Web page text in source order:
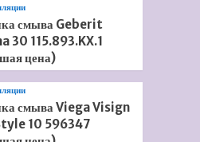
смыва Geberit
30 115.893.KX.1
цена)
смыва Viega Visign
10 596347